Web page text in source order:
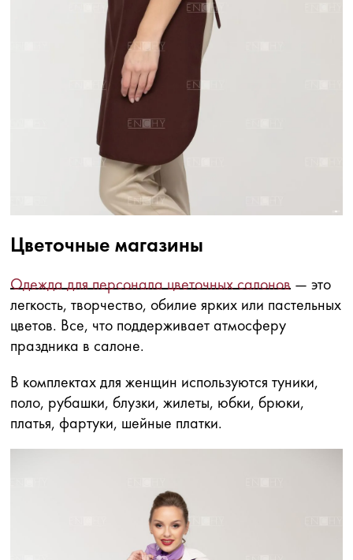
Цветочные магазины
Одежда для персонала цветочных салонов — это
легкость, творчество, обилие ярких или пастельных
цветов. Все, что поддерживает атмосферу
праздника в салоне.
В комплектах для женщин используются туники,
поло, рубашки, блузки, жилеты, юбки, брюки,
платья, фартуки, шейные платки.